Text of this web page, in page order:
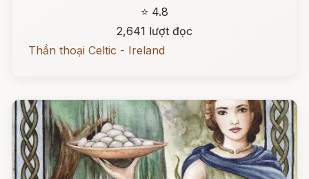
⭐ 4.8
2,641 lượt đọc
Thần thoại Celtic - Ireland